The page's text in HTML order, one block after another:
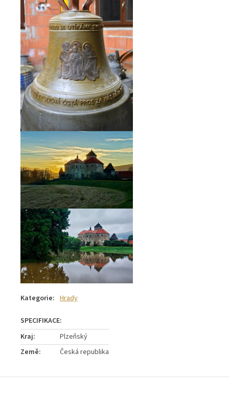
Kategorie: Hrady
Kraj:
Plzeňský
Země: Česká republika